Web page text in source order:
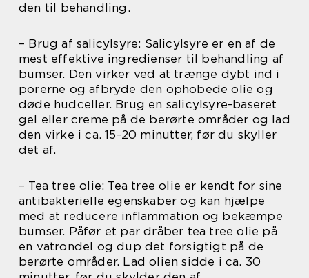
den til behandling.
– Brug af salicylsyre: Salicylsyre er en af de
mest effektive ingredienser til behandling af
bumser. Den virker ved at trænge dybt ind i
porerne og afbryde den ophobede olie og
døde hudceller. Brug en salicylsyre-baseret
gel eller creme på de berørte områder og lad
den virke i ca. 15-20 minutter, før du skyller
det af.
– Tea tree olie: Tea tree olie er kendt for sine
antibakterielle egenskaber og kan hjælpe
med at reducere inflammation og bekæmpe
bumser. Påfør et par dråber tea tree olie på
en vatrondel og dup det forsigtigt på de
berørte områder. Lad olien sidde i ca. 30